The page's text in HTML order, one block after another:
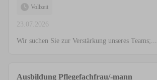
Vollzeit
23.07.2026
Wir suchen Sie zur Verstärkung unseres Teams;...
Ausbildung Pflegefachfrau/-mann